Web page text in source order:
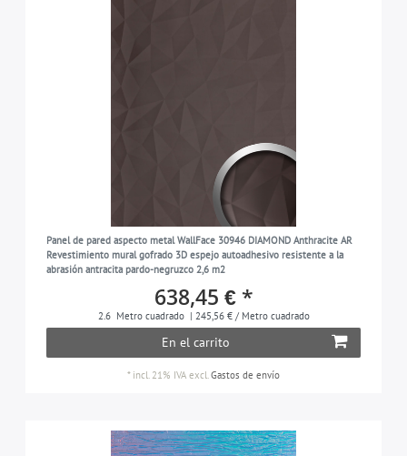
Panel de pared aspecto metal WallFace 30946 DIAMOND Anthracite AR
Revestimiento mural gofrado 3D espejo autoadhesivo resistente a la
abrasión antracita pardo-negruzco 2,6 m2
638,45 € *
2.6 Metro cuadrado | 245,56 € / Metro cuadrado
En el carrito
* incl. 21% IVA excl.Gastos de envío